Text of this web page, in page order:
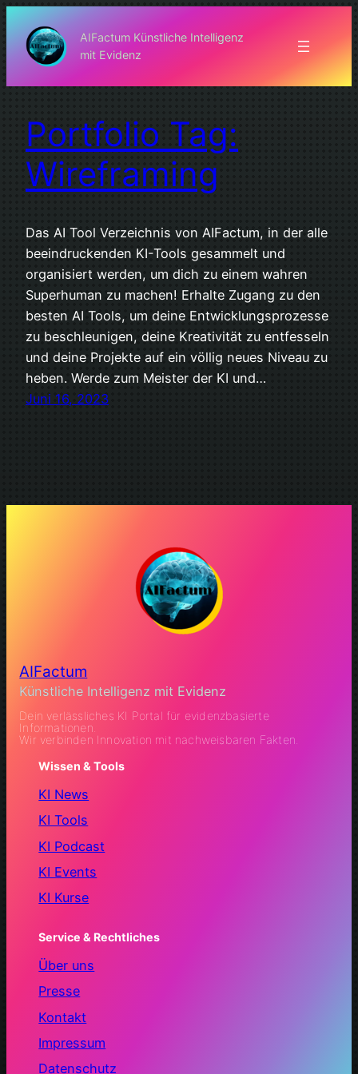
Inhalt
springen
AIFactum Künstliche Intelligenz
mit Evidenz
Portfolio Tag:
Wireframing
Das AI Tool Verzeichnis von AIFactum, in der alle
beeindruckenden KI-Tools gesammelt und
organisiert werden, um dich zu einem wahren
Superhuman zu machen! Erhalte Zugang zu den
besten AI Tools, um deine Entwicklungsprozesse
zu beschleunigen, deine Kreativität zu entfesseln
und deine Projekte auf ein völlig neues Niveau zu
heben. Werde zum Meister der KI und…
Juni 16, 2023
AIFactum
Künstliche Intelligenz mit Evidenz
Dein verlässliches KI Portal für evidenzbasierte
Informationen.
Wir verbinden Innovation mit nachweisbaren Fakten.
Wissen & Tools
KI News
KI Tools
KI Podcast
KI Events
KI Kurse
Service & Rechtliches
Über uns
Presse
Kontakt
Impressum
Datenschutz